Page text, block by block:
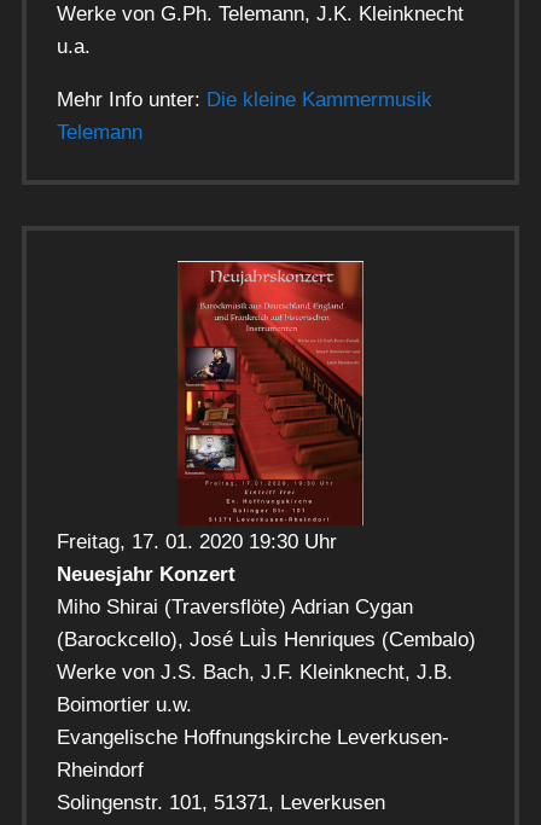
Werke von G.Ph. Telemann, J.K. Kleinknecht
u.a.
Mehr Info unter: Die kleine Kammermusik
Telemann
Freitag, 17. 01. 2020 19:30 Uhr
Neuesjahr Konzert
Miho Shirai (Traversflöte) Adrian Cygan
(Barockcello), José LuÌs Henriques (Cembalo)
Werke von J.S. Bach, J.F. Kleinknecht, J.B.
Boimortier u.w.
Evangelische Hoffnungskirche Leverkusen-
Rheindorf
Solingenstr. 101, 51371, Leverkusen